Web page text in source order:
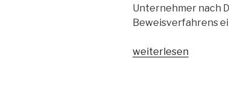
Unternehmer nach
Beweisverfahrens
„BGH
weiterlesen